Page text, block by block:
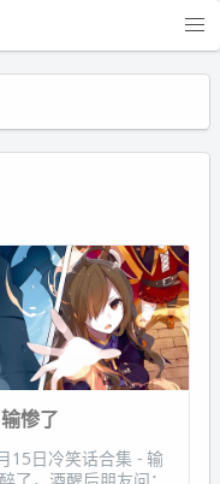
惨了
15日冷笑话合集 - 输